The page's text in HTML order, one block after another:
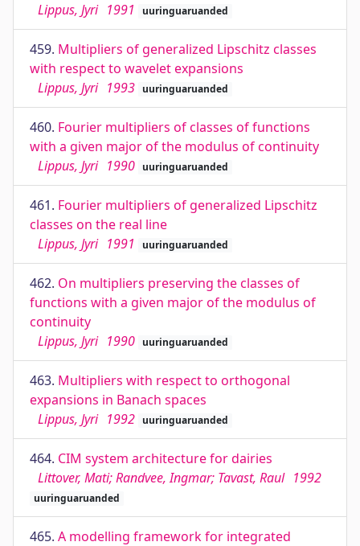
Lippus, Jyri 1991 uuringuaruanded
459. Multipliers of generalized Lipschitz classes
with respect to wavelet expansions
Lippus, Jyri 1993 uuringuaruanded
460. Fourier multipliers of classes of functions
with a given major of the modulus of continuity
Lippus, Jyri 1990 uuringuaruanded
461. Fourier multipliers of generalized Lipschitz
classes on the real line
Lippus, Jyri 1991 uuringuaruanded
462. On multipliers preserving the classes of
functions with a given major of the modulus of
continuity
Lippus, Jyri 1990 uuringuaruanded
463. Multipliers with respect to orthogonal
expansions in Banach spaces
Lippus, Jyri 1992 uuringuaruanded
464. CIM system architecture for dairies
Littover, Mati; Randvee, Ingmar; Tavast, Raul 1992
uuringuaruanded
465. A modelling framework for integrated